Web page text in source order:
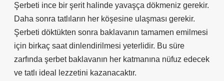
Şerbeti ince bir şerit halinde yavaşça dökmeniz gerekir.
Daha sonra tatlıların her köşesine ulaşması gerekir.
Şerbeti döktükten sonra baklavanın tamamen emilmesi
için birkaç saat dinlendirilmesi yeterlidir. Bu süre
zarfında şerbet baklavanın her katmanına nüfuz edecek
ve tatlı ideal lezzetini kazanacaktır.